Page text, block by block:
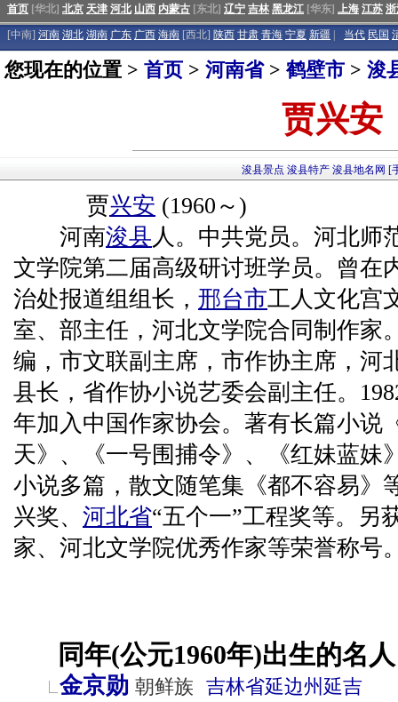
首页 [华北] 北京 天津 河北 山西 内蒙古 [东北] 辽宁 吉林 黑龙江 [华东] 上海 江苏
[中南] 河南 湖北 湖南 广东 广西 海南 [西北] 陕西 甘肃 青海 宁夏 新疆 当代 民国
您现在的位置 > 首页 > 河南省> 鹤壁市 > 浚
贾兴安
浚县景点 浚县特产 浚县地名网 [
贾兴安 (1960～)
河南浚县人。中共党员。河北师
文学院第二届高级研讨班学员。曾在
治处报道组组长， 邢台市工人文化宫
室、部主任，河北文学院合同制作家
编，市文联副主席，市作协主席，河
县长，省作协小说艺委会副主任。
年加入中国作家协会。著有长篇小说
天》、《一号围捕令》、《红妹蓝妹
小说多篇，散文随笔集《都不容易》
兴奖、 河北省“五个一”工程奖等。另
家、河北文学院优秀作家等荣誉称号
同年(公元1960年)出生的名
金京勋 朝鲜族 吉林省延边州 延吉